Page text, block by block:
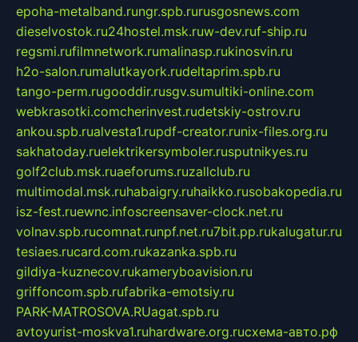
epoha-metalband.rungr.spb.rurusgosnews.com
dieselvostok.ru24hostel.msk.ruw-dev.ruf-ship.ru
regsmi.rufilmnetwork.rumalinasp.rukinosvin.ru
h2o-salon.rumalutkayork.rudeltaprim.spb.ru
tango-perm.rugooddir.rusgv.sumultiki-online.com
webkrasotki.comcherinvest.rudetskiy-ostrov.ru
ankou.spb.rualvesta1.rupdf-creator.runix-files.org.ru
sakhatoday.ruelektrikersymboler.rusputnikyes.ru
golf2club.msk.ruaeforums.ruzallclub.ru
multimodal.msk.ruhabaigry.ruhaikko.rusobakopedia.ru
isz-fest.ruewnc.infoscreensaver-clock.net.ru
volnav.spb.rucomnat.runpf.net.ru7bit.pp.rukalugatur.ru
tesiaes.rucard.com.rukazanka.spb.ru
gildiya-kuznecov.rukameryboavision.ru
griffoncom.spb.rufabrika-emotsiy.ru
PARK-MATROSOVA.RUagat.spb.ru
avtoyurist-moskva1.ruhardware.org.ruсхема-авто.рф